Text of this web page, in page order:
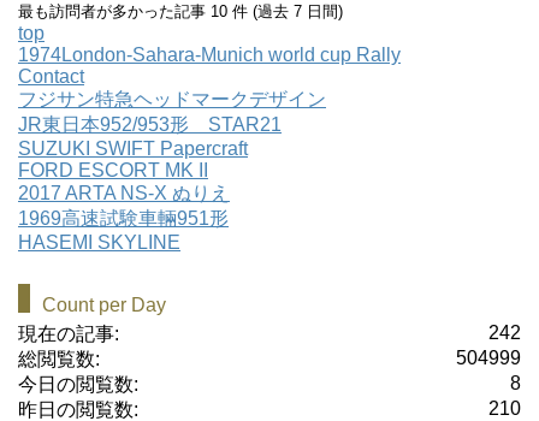
最も訪問者が多かった記事 10 件 (過去 7 日間)
top
1974London-Sahara-Munich world cup Rally
Contact
フジサン特急ヘッドマークデザイン
JR東日本952/953形 STAR21
SUZUKI SWIFT Papercraft
FORD ESCORT MK II
2017 ARTA NS-X ぬりえ
1969高速試験車輛951形
HASEMI SKYLINE
Count per Day
242
現在の記事:
504999
総閲覧数:
8
今日の閲覧数:
210
昨日の閲覧数: